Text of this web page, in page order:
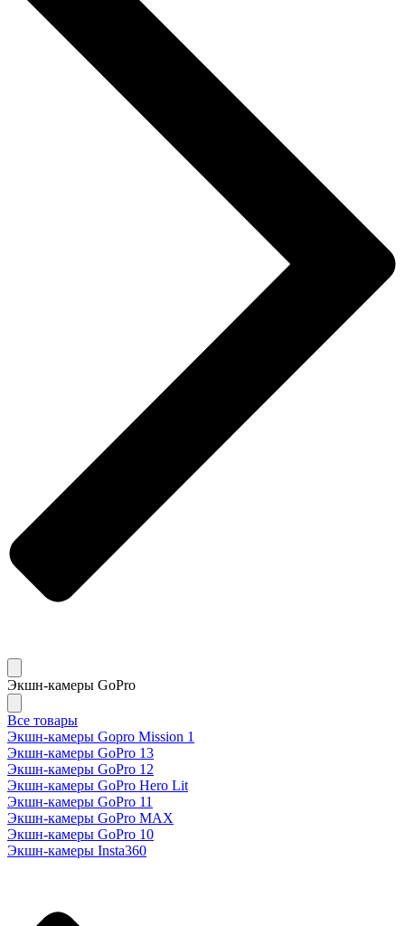
Экшн-камеры GoPro
Все товары
Экшн-камеры Gopro Mission 1
Экшн-камеры GoPro 13
Экшн-камеры GoPro 12
Экшн-камеры GoPro Hero Lit
Экшн-камеры GoPro 11
Экшн-камеры GoPro MAX
Экшн-камеры GoPro 10
Экшн-камеры Insta360